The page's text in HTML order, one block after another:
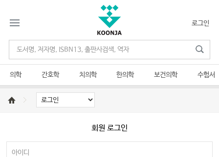
로그인
의학 간호학 치의학 한의학 보건의학 수험서
회원 로그인